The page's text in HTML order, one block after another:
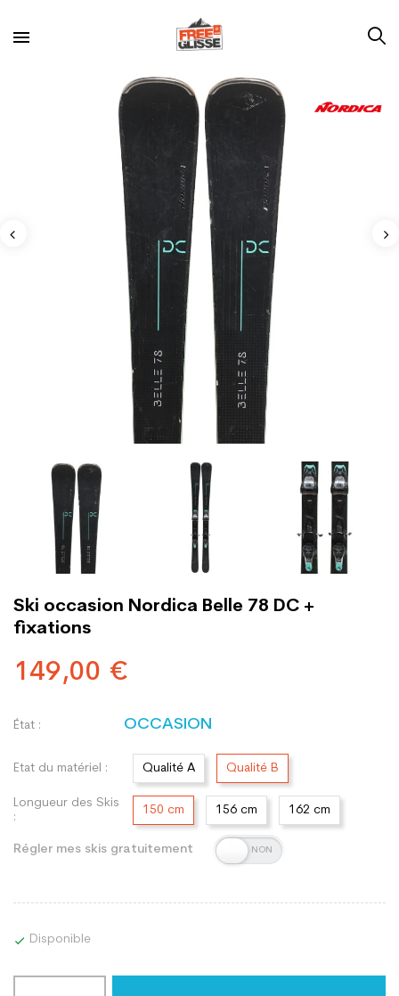
Ski occasion Nordica Belle 78 DC +
fixations
149,00 €
État : OCCASION
Etat du matériel : Qualité A Qualité B
Longueur des Skis
:
150 cm 156 cm 162 cm
Régler mes skis gratuitement
 Disponible